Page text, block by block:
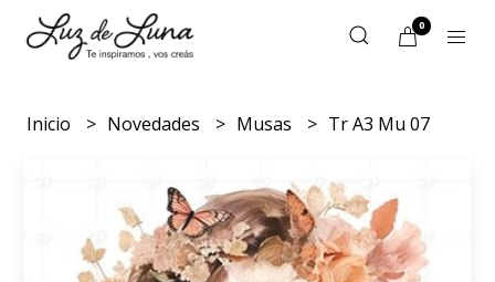
0
Inicio Novedades Musas Tr A3 Mu 07